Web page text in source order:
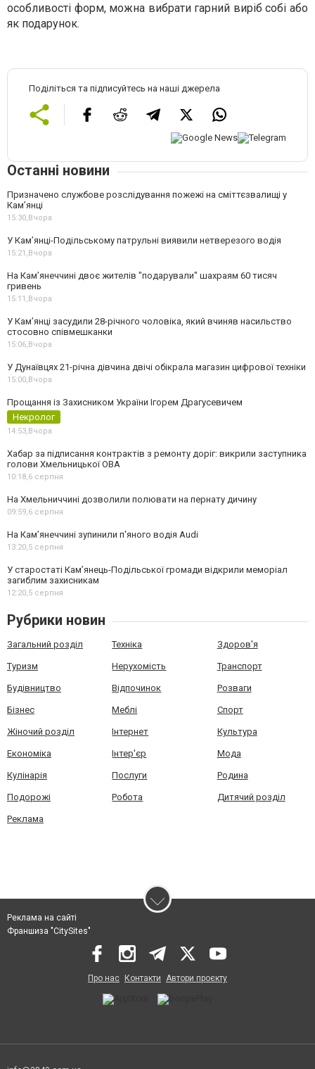
особливості форм, можна вибрати гарний виріб собі або
як подарунок.
Поділіться та підписуйтесь на наші джерела
Останні новини
Призначено службове розслідування пожежі на сміттєзвалищі у
Кам’янці
15:30, Вчора
У Кам’янці-Подільському патрульні виявили нетверезого водія
15:21, Вчора
На Камʼянеччині двоє жителів "подарували" шахраям 60 тисяч
гривень
15:11, Вчора
У Камʼянці засудили 28-річного чоловіка, який вчиняв насильство
стосовно співмешканки
15:06, Вчора
У Дунаївцях 21-річна дівчина двічі обікрала магазин цифрової техніки
15:00, Вчора
Прощання із Захисником України Ігорем Драгусевичем
Некролог
14:53, Вчора
Хабар за підписання контрактів з ремонту доріг: викрили заступника
голови Хмельницької ОВА
10:18,6 серпня
На Хмельниччині дозволили полювати на пернату дичину
09:59,6 серпня
На Камʼянеччині зупинили п'яного водія Audi
13:20,5 серпня
У старостаті Кам’янець-Подільської громади відкрили меморіал
загиблим захисникам
12:20,5 серпня
Рубрики новин
Загальний розділ Техніка Здоров'я
Туризм Нерухомість Транспорт
Будівництво Відпочинок Розваги
Бізнес Меблі Спорт
Жіночий розділ Інтернет Культура
Економіка Інтер'єр Мода
Кулінарія Послуги Родина
Подорожі Робота Дитячий розділ
Реклама
Реклама на сайті
Франшиза "CitySites"
Про нас Контакти Автори проєкту